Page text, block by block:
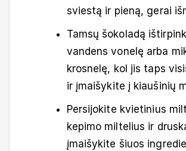
sviestą ir pieną, gerai
Tamsų šokoladą
vandens vonelę arba
krosnelę, kol jis taps
ir įmaišykite į kiaušinių
Persijokite kvietinius
kepimo miltelius ir
įmaišykite šiuos